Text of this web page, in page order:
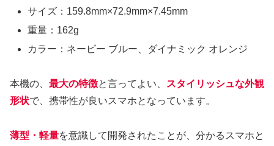
サイズ：159.8mm×72.9mm×7.45mm
重量：162g
カラー：ネービー ブルー、ダイナミック オレンジ
本機の、 最大の特徴と言ってよい、
スタイリッシュな外観
形状で、携帯性が良いスマホとなっています。
薄型・軽量を意識して開発されたことが、分かるスマホと